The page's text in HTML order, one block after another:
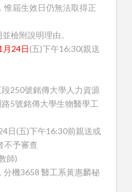
惟屆生效日仍無法取得正
檢附說明理由。
月24日(五)下午16:30(親送
250號銘傳大學人力資源
5號銘傳大學生物醫學工
日(五)下午16:30前親送或
不予審查
師)
分機3658 醫工系黃惠麟秘